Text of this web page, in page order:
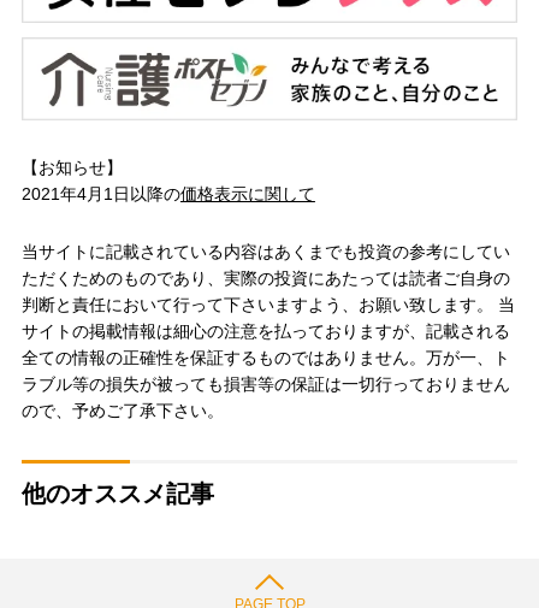
【お知らせ】
2021年4月1日以降の価格表示に関して
当サイトに記載されている内容はあくまでも投資の参考にしてい
ただくためのものであり、実際の投資にあたっては読者ご自身の
判断と責任において行って下さいますよう、お願い致します。 当
サイトの掲載情報は細心の注意を払っておりますが、記載される
全ての情報の正確性を保証するものではありません。万が一、ト
ラブル等の損失が被っても損害等の保証は一切行っておりません
ので、予めご了承下さい。
他のオススメ記事
PAGE TOP